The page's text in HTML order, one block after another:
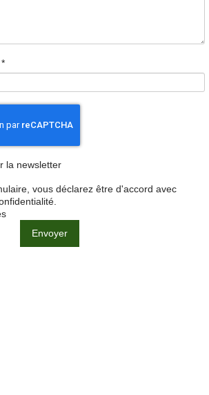
*
la newsletter
vous déclarez être d'accord avec
Envoyer